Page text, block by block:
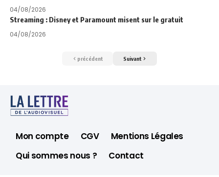
04/08/2026
Streaming : Disney et Paramount misent sur le gratuit
04/08/2026
précédent Suivant
Mon compte CGV
Mentions Légales
Qui sommes nous ?
Contact